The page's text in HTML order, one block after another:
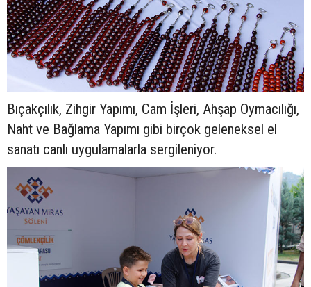
Bıçakçılık, Zihgir Yapımı, Cam İşleri, Ahşap Oymacılığı,
Naht ve Bağlama Yapımı gibi birçok geleneksel el
sanatı canlı uygulamalarla sergileniyor.